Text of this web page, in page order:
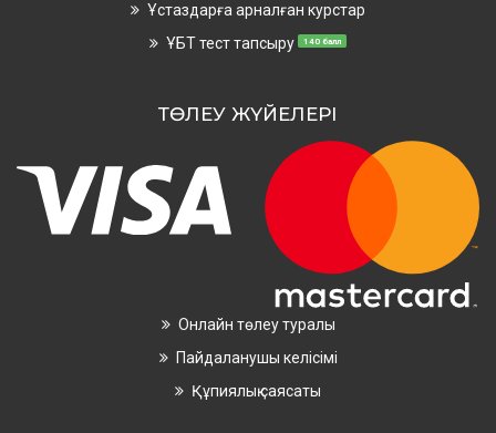
Ұстаздарға арналған курстар
ҰБТ тест тапсыру 140 балл
ТӨЛЕУ ЖҮЙЕЛЕРІ
Онлайн төлеу туралы
Пайдаланушы келісімі
Құпиялық саясаты